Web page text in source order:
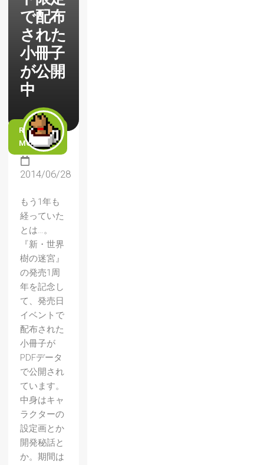
で配布
された
小冊子
が公開
中
READ
MORE
2014/06/28
もう1年も
経っていた
とは…。
『新・世界
樹の迷宮』
の発売1周
年を記念し
て、発売日
イベントで
配布された
小冊子が
PDFデータ
で公開され
ています。
中身はキャ
ラクターの
設定画とか
開発秘話と
か。期間は